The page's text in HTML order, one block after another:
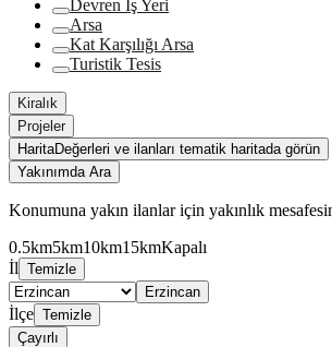
Devren İş Yeri
Arsa
Kat Karşılığı Arsa
Turistik Tesis
Kiralık
Projeler
HaritaDeğerleri ve ilanları tematik haritada görün
Yakınımda Ara
Konumuna yakın ilanlar için yakınlık
0.5km5km10km15kmKapalı
İl Temizle
Erzincan
İlçe Temizle
Çayırlı